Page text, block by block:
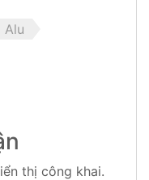
Alu
thị công khai.